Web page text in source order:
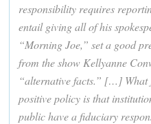
responsibility requires
entail giving all of his
“Morning Joe,” set a good
from the show Kellyanne
“alternative facts.” […] What
positive policy is that
public have a fiduciary